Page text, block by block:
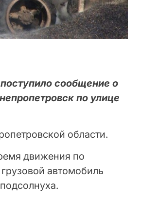
сообщение о
по улице
области.
движения по
автомобиль